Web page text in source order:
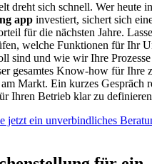
dreht sich schnell. Wer heute
app investiert, sichert sich
für die nächsten Jahre.
welche Funktionen für Ihr
sind und wie wir Ihre
gesamtes Know-how für Ihre
Markt. Ein kurzes Gespräch
Ihren Betrieb klar zu
jetzt ein unverbindliches